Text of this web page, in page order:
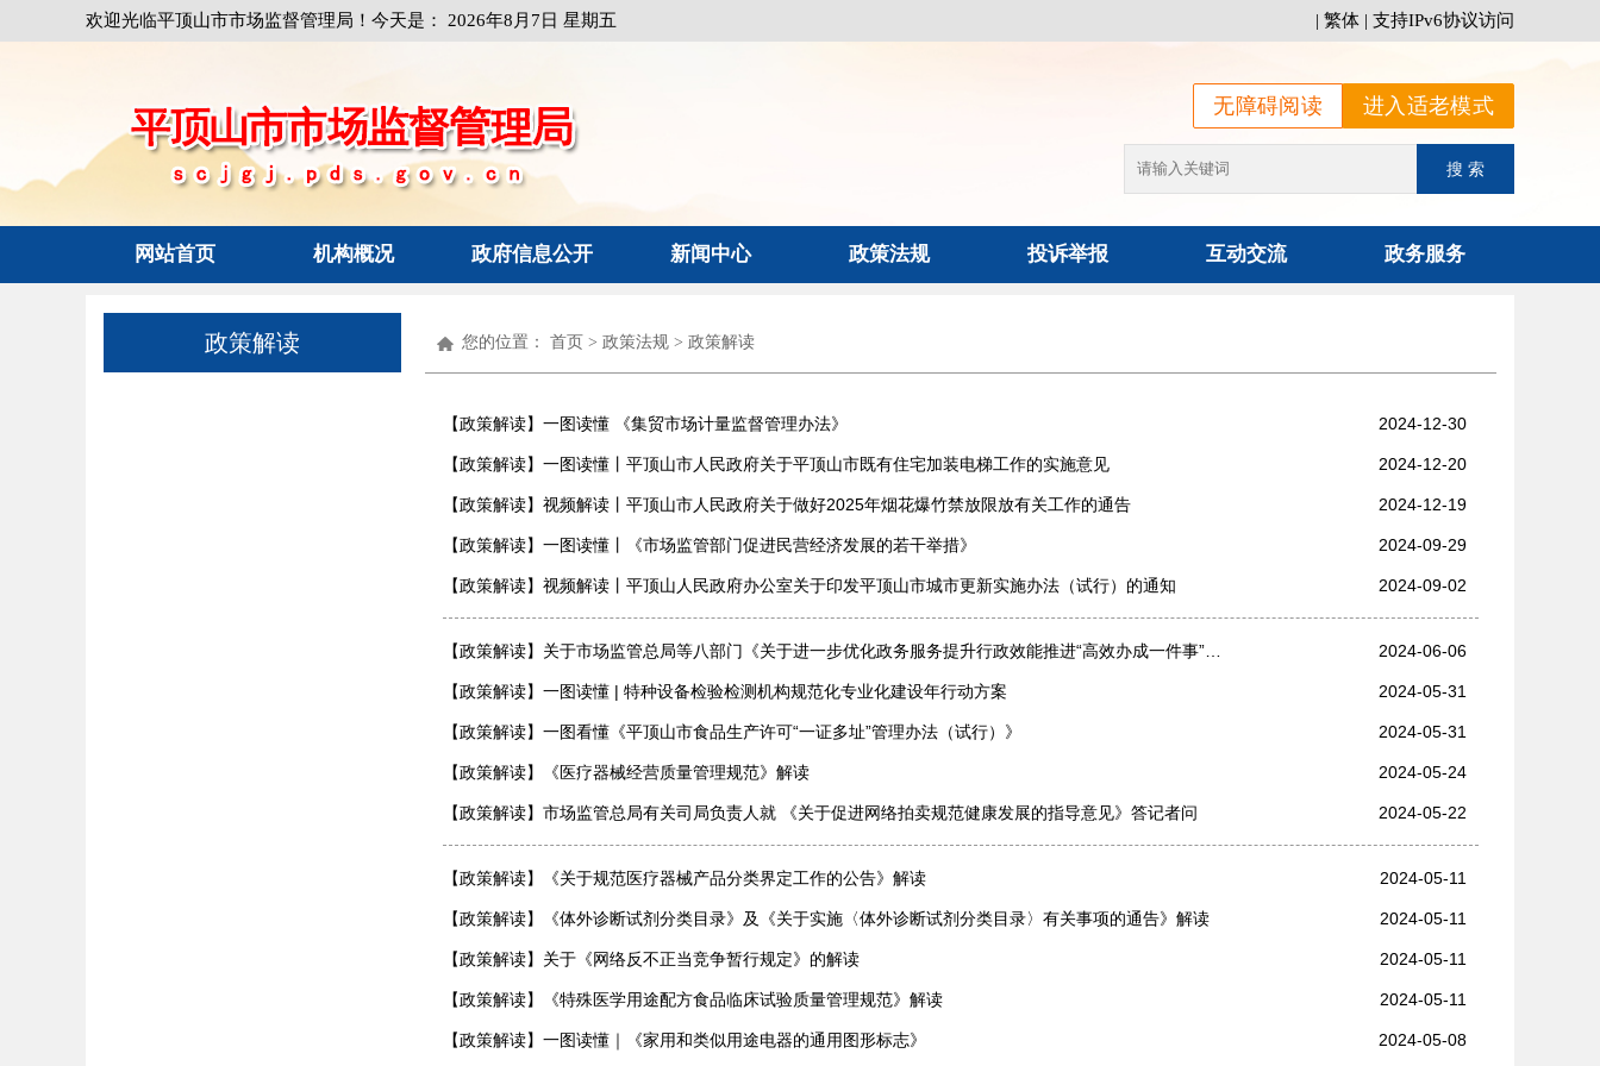
欢迎光临平顶山市市场监督管理局！今天是： 2026年8月7日 星期五 | 繁体 | 支持IPv6协议访问
进入适老模式
无障碍阅读
网站首页 机构概况 政府信息公开 新闻中心 政策法规 投诉举报 互动交流 政务服务
政策解读 您的位置： 首页 > 政策法规 > 政策解读
【政策解读】 2024-12-30
一图读懂 《集贸市场计量监督管理办法》
【政策解读】 2024-12-20
一图读懂丨平顶山市人民政府关于平顶山市既有住宅加装电梯工作的实施意见
【政策解读】 2024-12-19
视频解读丨平顶山市人民政府关于做好2025年烟花爆竹禁放限放有关工作的通告
【政策解读】 2024-09-29
一图读懂丨《市场监管部门促进民营经济发展的若干举措》
【政策解读】 2024-09-02
视频解读丨平顶山人民政府办公室关于印发平顶山市城市更新实施办法（试行）的通知
【政策解读】 2024-06-06
【政策解读】 2024-05-31
一图读懂 | 特种设备检验检测机构规范化专业化建设年行动方案
【政策解读】 2024-05-31
一图看懂《平顶山市食品生产许可“一证多址”管理办法（试行）》
【政策解读】 2024-05-24
《医疗器械经营质量管理规范》解读
【政策解读】 2024-05-22
市场监管总局有关司局负责人就 《关于促进网络拍卖规范健康发展的指导意见》答记者问
【政策解读】 2024-05-11
《关于规范医疗器械产品分类界定工作的公告》解读
【政策解读】 2024-05-11
《体外诊断试剂分类目录》及《关于实施〈体外诊断试剂分类目录〉有关事项的通告》解读
【政策解读】 2024-05-11
关于《网络反不正当竞争暂行规定》的解读
【政策解读】 2024-05-11
《特殊医学用途配方食品临床试验质量管理规范》解读
【政策解读】 2024-05-08
一图读懂｜《家用和类似用途电器的通用图形标志》